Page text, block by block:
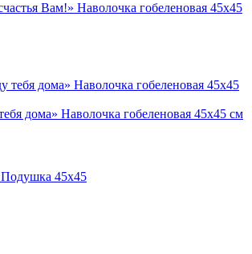
Вам!» Наволочка гобеленовая 45х45
дома» Наволочка гобеленовая 45х45 см
Подушка 45х45